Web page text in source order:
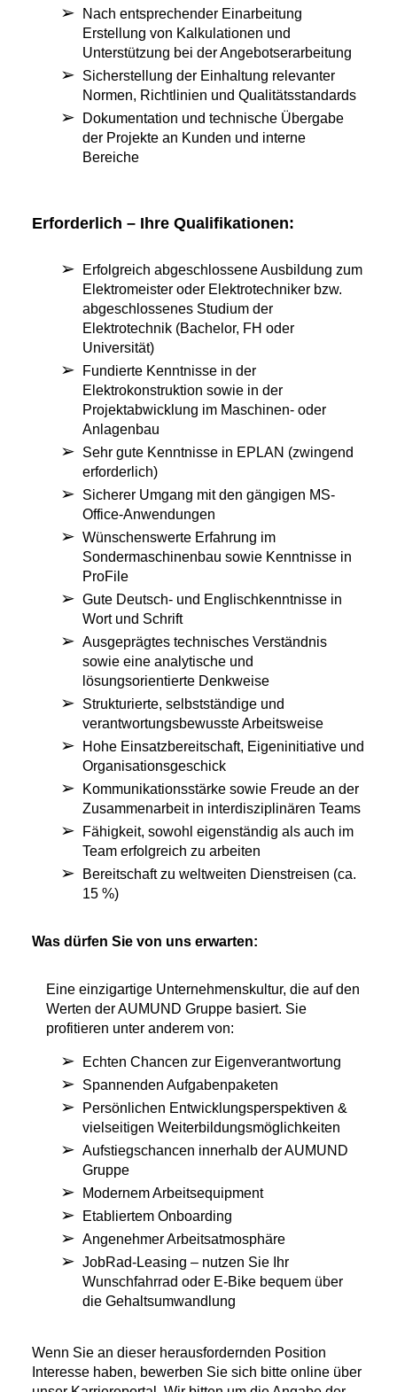
Nach entsprechender Einarbeitung
Erstellung von Kalkulationen und
Unterstützung bei der Angebotserarbeitung
Sicherstellung der Einhaltung relevanter
Normen, Richtlinien und Qualitätsstandards
Dokumentation und technische Übergabe
der Projekte an Kunden und interne
Bereiche
Erforderlich – Ihre Qualifikationen:
Erfolgreich abgeschlossene Ausbildung zum
Elektromeister oder Elektrotechniker bzw.
abgeschlossenes Studium der
Elektrotechnik (Bachelor, FH oder
Universität)
Fundierte Kenntnisse in der
Elektrokonstruktion sowie in der
Projektabwicklung im Maschinen- oder
Anlagenbau
Sehr gute Kenntnisse in EPLAN (zwingend
erforderlich)
Sicherer Umgang mit den gängigen MS-
Office-Anwendungen
Wünschenswerte Erfahrung im
Sondermaschinenbau sowie Kenntnisse in
ProFile
Gute Deutsch- und Englischkenntnisse in
Wort und Schrift
Ausgeprägtes technisches Verständnis
sowie eine analytische und
lösungsorientierte Denkweise
Strukturierte, selbstständige und
verantwortungsbewusste Arbeitsweise
Hohe Einsatzbereitschaft, Eigeninitiative und
Organisationsgeschick
Kommunikationsstärke sowie Freude an der
Zusammenarbeit in interdisziplinären Teams
Fähigkeit, sowohl eigenständig als auch im
Team erfolgreich zu arbeiten
Bereitschaft zu weltweiten Dienstreisen (ca.
15 %)
Was dürfen Sie von uns erwarten:
Eine einzigartige Unternehmenskultur, die auf den
Werten der AUMUND Gruppe basiert. Sie
profitieren unter anderem von:
Echten Chancen zur Eigenverantwortung
Spannenden Aufgabenpaketen
Persönlichen Entwicklungsperspektiven &
vielseitigen Weiterbildungsmöglichkeiten
Aufstiegschancen innerhalb der AUMUND
Gruppe
Modernem Arbeitsequipment
Etabliertem Onboarding
Angenehmer Arbeitsatmosphäre
JobRad-Leasing – nutzen Sie Ihr
Wunschfahrrad oder E-Bike bequem über
die Gehaltsumwandlung
Wenn Sie an dieser herausfordernden Position
Interesse haben, bewerben Sie sich bitte online über